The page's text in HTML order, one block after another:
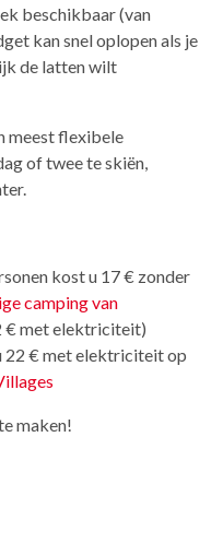
beschikbaar (van
kan snel oplopen als je
de latten wilt
meest flexibele
of twee te skiën,
kost u 17 € zonder
camping van
€ met elektriciteit)
22 € met elektriciteit op
maken!